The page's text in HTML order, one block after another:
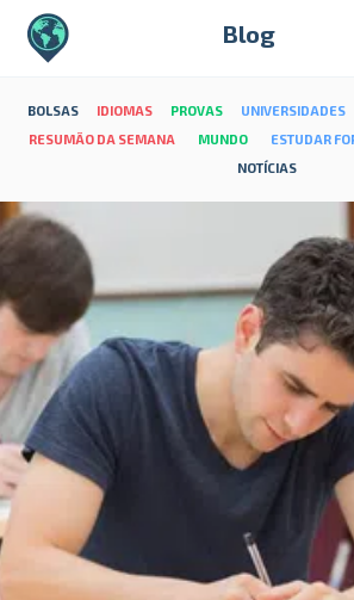
Blog
BOLSAS IDIOMAS PROVAS UNIVERSIDADES
RESUMÃO DA SEMANA
MUNDO ESTUDAR
NOTÍCIAS